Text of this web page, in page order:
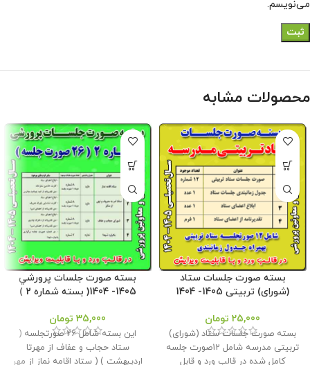
می‌نویسم.
محصولات مشابه
بسته صورت جلسات ستاد
(شورای) تربیتی 1405- 1404
25,000 تومان
بسته صورت جلسات ستاد (شورای)
تربیتی مدرسه شامل 12صورت جلسه
کامل شده در قالب ورد و قابل
بسته صورت جلسات پرورشي
1405- 1404( بسته شماره 2 )
35,000 تومان
این بسته شامل 26 صورتجلسه (
ستاد حجاب و عفاف از مهرتا
اردیبهشت ) ( ستاد اقامه نماز از مهر